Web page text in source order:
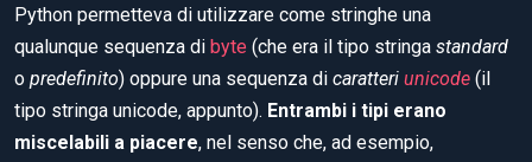
Python permetteva di utilizzare come stringhe una
qualunque sequenza di byte (che era il tipo stringa standard
o predefinito) oppure una sequenza di caratteri unicode (il
tipo stringa unicode, appunto). Entrambi i tipi erano
miscelabili a piacere, nel senso che, ad esempio,